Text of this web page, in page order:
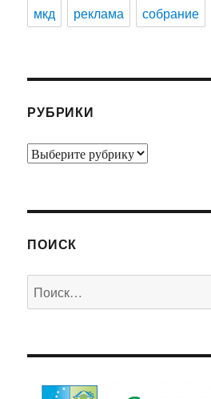
мкд реклама собрание
РУБРИКИ
Рубрики
ПОИСК
Искать: